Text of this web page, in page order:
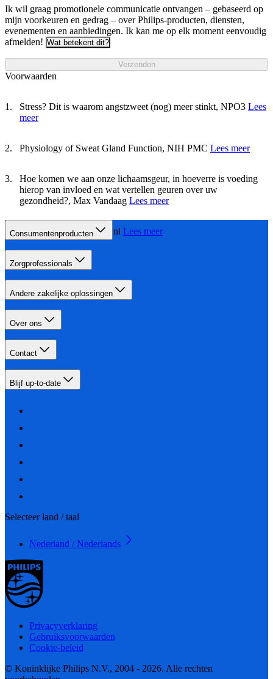
Ik wil graag promotionele communicatie ontvangen – gebaseerd op
mijn voorkeuren en gedrag – over Philips-producten, diensten,
evenementen en aanbiedingen. Ik kan me op elk moment eenvoudig
afmelden! Wat betekent dit?
Verzenden
Voorwaarden
Stress? Dit is waarom angstzweet (nog) meer stinkt, NPO3 Lees
meer
Physiology of Sweat Gland Function, NIH PMC Lees meer
Hoe komen we aan onze lichaamsgeur, in hoeverre is voeding
hierop van invloed en wat vertellen geuren over uw
gezondheid?, Max Vandaag Lees meer
Ik zweet veel, Thuisarts.nl Lees meer
Consumentenproducten
Zorgprofessionals
Andere zakelijke oplossingen
Over ons
Contact
Blijf up-to-date
Selecteer land / taal
Nederland / Nederlands
Privacyverklaring
Gebruiksvoorwaarden
Cookie-beleid
© Koninklijke Philips N.V., 2004 - 2026. Alle rechten